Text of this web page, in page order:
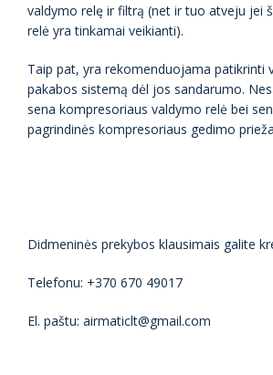
valdymo relę ir filtrą (net ir tuo atveju jei
relė yra tinkamai veikianti).
Taip pat, yra rekomenduojama patikrinti
pakabos sistemą dėl jos sandarumo.
sena kompresoriaus valdymo relė bei
pagrindinės kompresoriaus gedimo
Didmeninės prekybos klausimais galite
Telefonu: +370 670 49017
El. paštu: airmaticlt@gmail.com